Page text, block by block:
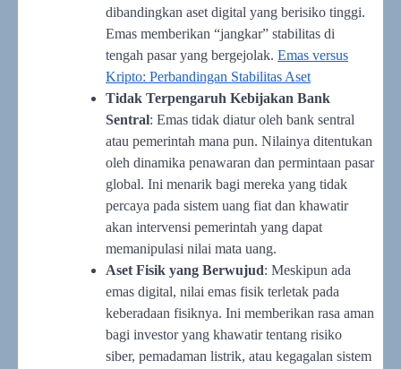
dibandingkan aset digital yang berisiko tinggi.
Emas memberikan “jangkar” stabilitas di
tengah pasar yang bergejolak. Emas versus
Kripto: Perbandingan Stabilitas Aset
Tidak Terpengaruh Kebijakan Bank
Sentral: Emas tidak diatur oleh bank sentral
atau pemerintah mana pun. Nilainya ditentukan
oleh dinamika penawaran dan permintaan pasar
global. Ini menarik bagi mereka yang tidak
percaya pada sistem uang fiat dan khawatir
akan intervensi pemerintah yang dapat
memanipulasi nilai mata uang.
Aset Fisik yang Berwujud: Meskipun ada
emas digital, nilai emas fisik terletak pada
keberadaan fisiknya. Ini memberikan rasa aman
bagi investor yang khawatir tentang risiko
siber, pemadaman listrik, atau kegagalan sistem